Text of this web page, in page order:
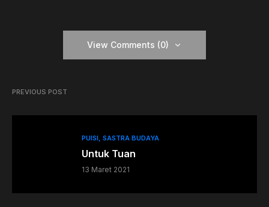
View Comments (0)
PREVIOUS POST
PUISI SASTRA BUDAYA
Untuk Tuan
13 Maret 2021